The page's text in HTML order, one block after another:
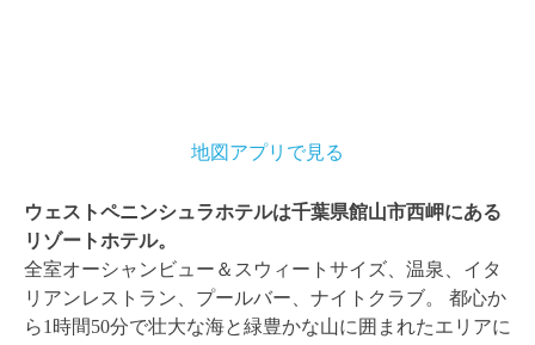
地図アプリで見る
ウェストペニンシュラホテルは千葉県館山市西岬にある
リゾートホテル。
全室オーシャンビュー＆スウィートサイズ、温泉、イタ
リアンレストラン、プールバー、ナイトクラブ。 都心か
ら1時間50分で壮大な海と緑豊かな山に囲まれたエリアに